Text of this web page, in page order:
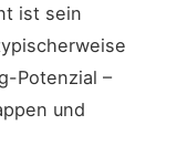
ist sein
Potenzial –
und